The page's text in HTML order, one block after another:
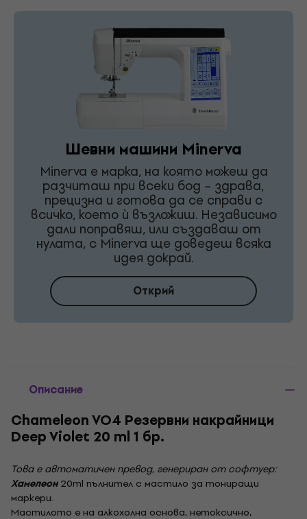
Шевни машини Minerva
Minerva е марка, на която можеш да
разчиташ при всеки бод – здрава,
прецизна и готова да се справи с
всичко, което ѝ възложиш. Независимо
дали поправяш, или създаваш от
нулата, с Minerva ще доведеш всяка
идея докрай.
Открий
Описание
Chameleon VO4 Резервни накрайници
Deep Violet 20 ml 1 бр.
Това е автоматичен превод, генериран от софтуер:
Хамелеон20ml пълнител с мастило за тониращи
маркери.
Мастилото е на алкохолна основа, нетоксично,